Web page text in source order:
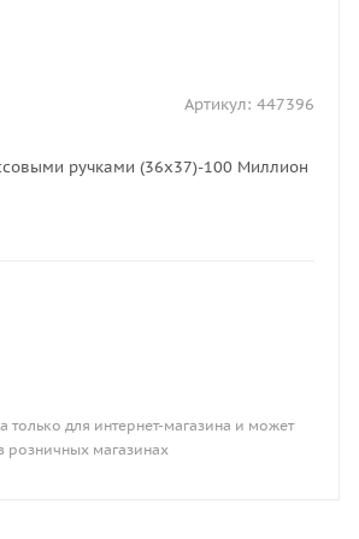
Артикул: 447396
ручками (36х37)-100 Миллион
только для интернет-магазина и может
розничных магазинах